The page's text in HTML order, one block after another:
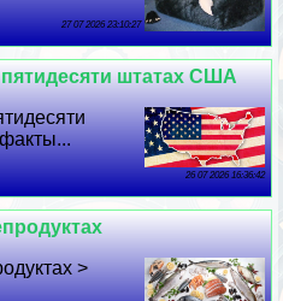
27 07 2026 23:10:27
штатах США
26 07 2026 16:36:42
>